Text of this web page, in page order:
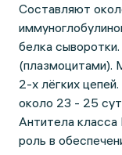
Составляют
белка
(плазмоцитами).
2-х лёгких
около 23 - 25
Антитела
роль в